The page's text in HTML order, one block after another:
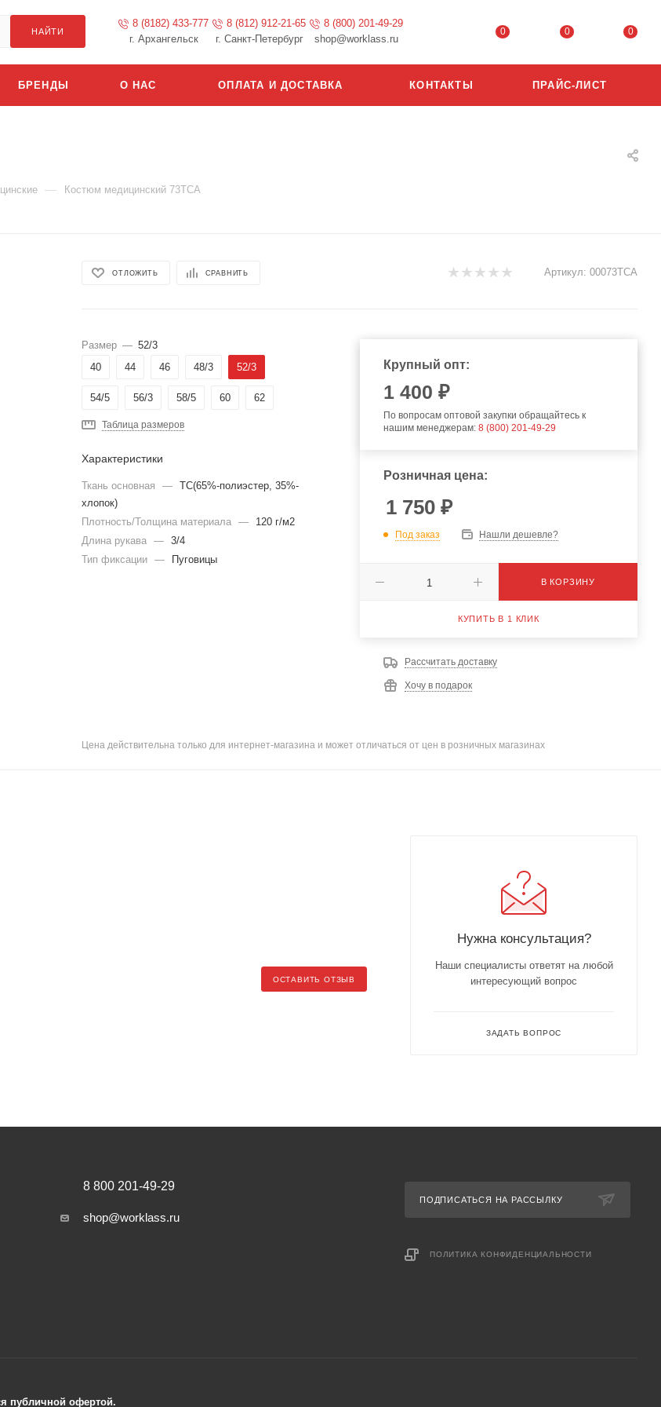
НАЙТИ
8 (8182) 433-777
г. Архангельск
8 (812) 912-21-65
г. Санкт-Петербург
8 (800) 201-49-29
shop@worklass.ru
0 0 0
БРЕНДЫ О НАС ОПЛАТА И ДОСТАВКА КОНТАКТЫ ПРАЙС-ЛИСТ
— Костюм медицинский 73ТСА
ОТЛОЖИТЬ СРАВНИТЬ Артикул: 00073ТСА
Размер — 52/3
40
44 46 48/3 52/3
54/5 56/3 58/5 60 62
Таблица размеров
Характеристики
Ткань основная —
TC(65%-полиэстер, 35%-
хлопок)
Плотность/Толщина материала
—
120 г/м2
Длина рукава
—
3/4
Тип фиксации
— Пуговицы
Крупный опт:
1 400 ₽
По вопросам оптовой закупки обращайтесь к
нашим менеджерам: 8 (800) 201-49-29
Розничная цена:
1 750₽
Под заказ Нашли дешевле?
В КОРЗИНУ
КУПИТЬ В 1 КЛИК
Рассчитать доставку
Хочу в подарок
Цена действительна только для интернет-магазина и может отличаться от цен в розничных магазинах
ОСТАВИТЬ ОТЗЫВ
Нужна консультация?
Наши специалисты ответят на любой
интересующий вопрос
ЗАДАТЬ ВОПРОС
8 800 201-49-29
shop@worklass.ru
ПОДПИСАТЬСЯ НА РАССЫЛКУ
ПОЛИТИКА КОНФИДЕНЦИАЛЬНОСТИ
публичной офертой.